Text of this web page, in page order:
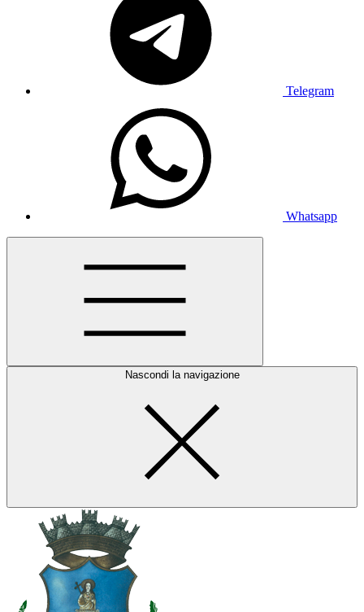
Telegram
Whatsapp
Nascondi la navigazione